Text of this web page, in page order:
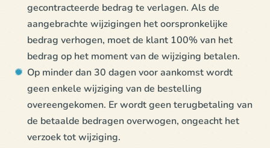
gecontracteerde bedrag te verlagen. Als de
aangebrachte wijzigingen het oorspronkelijke
bedrag verhogen, moet de klant 100% van het
bedrag op het moment van de wijziging betalen.
Op minder dan 30 dagen voor aankomst wordt
geen enkele wijziging van de bestelling
overeengekomen. Er wordt geen terugbetaling van
de betaalde bedragen overwogen, ongeacht het
verzoek tot wijziging.